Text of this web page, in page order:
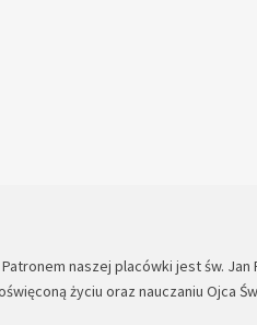
naszej placówki jest św.
życiu oraz nauczaniu